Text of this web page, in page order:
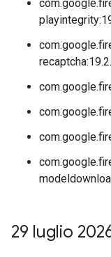
29 luglio